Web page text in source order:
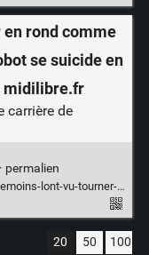
rond comme
se suicide en
midilibre.fr
carrière de
permalien
suicide-en-se-jetant-du-haut-dun-escalier-12042729.php
20 50 100